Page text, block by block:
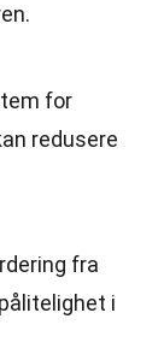
for
redusere
fra
i